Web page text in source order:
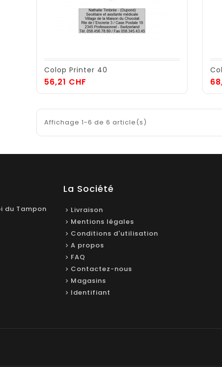
Colop Printer 40
56,21 CHF
Affichage 1-6 de 6 article(s)
du Tampon
La Société
Livraison
Mentions légales
Conditions d'utilisation
A propos
FAQ
Contactez-nous
Magasins
Identifiant